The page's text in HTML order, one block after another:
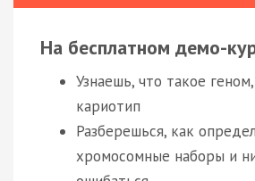
На бесплатном демо-
Узнаешь, что такое
кариотип
Разберешься, как
хромосомные наборы и